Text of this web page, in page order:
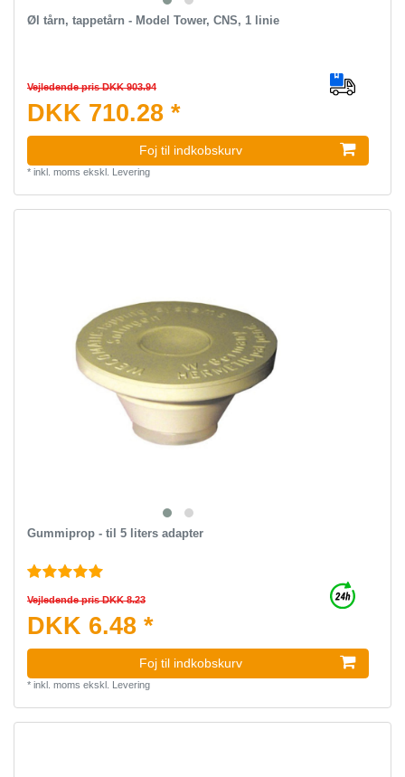
Øl tårn, tappetårn - Model Tower, CNS, 1 linie
Vejledende pris DKK 903.94
DKK 710.28 *
Foj til indkobskurv
* inkl. moms ekskl. Levering
Gummiprop - til 5 liters adapter
Vejledende pris DKK 8.23
DKK 6.48 *
Foj til indkobskurv
* inkl. moms ekskl. Levering